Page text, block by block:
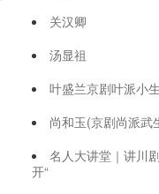
关汉卿
汤显祖
叶盛兰京剧叶派小
尚和玉(京剧尚派武
名人大讲堂｜讲川
开“